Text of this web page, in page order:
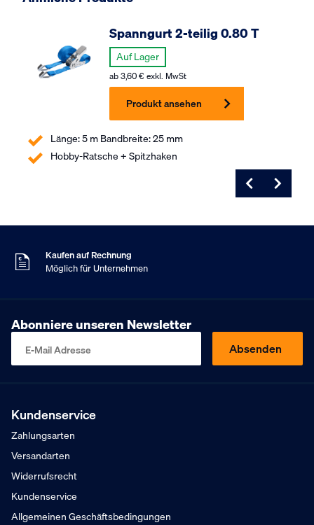
Länge: 5 m Bandbreite: 25 mm
Hobby-Ratsche + Spitzhaken
Spanngurt 2-teilig 0.80 T
Auf Lager
ab3,60€ exkl. MwSt
Produkt ansehen
9
Kundenbewertung
Kaufen auf Rechnung
Möglich für Unternehmen
Versand Montag
,5
Basierend auf 453 Bewertungen
Kaufen auf Rechnung
Ab 75,- € exkl. MwSt.
Am Samstag bestellt
Versand Montag
Abonniere unseren Newsletter
E-Mail Adresse Absenden
Kundenservice
Zahlungsarten
Versandarten
Widerrufsrecht
Kundenservice
Allgemeinen Geschäftsbedingungen